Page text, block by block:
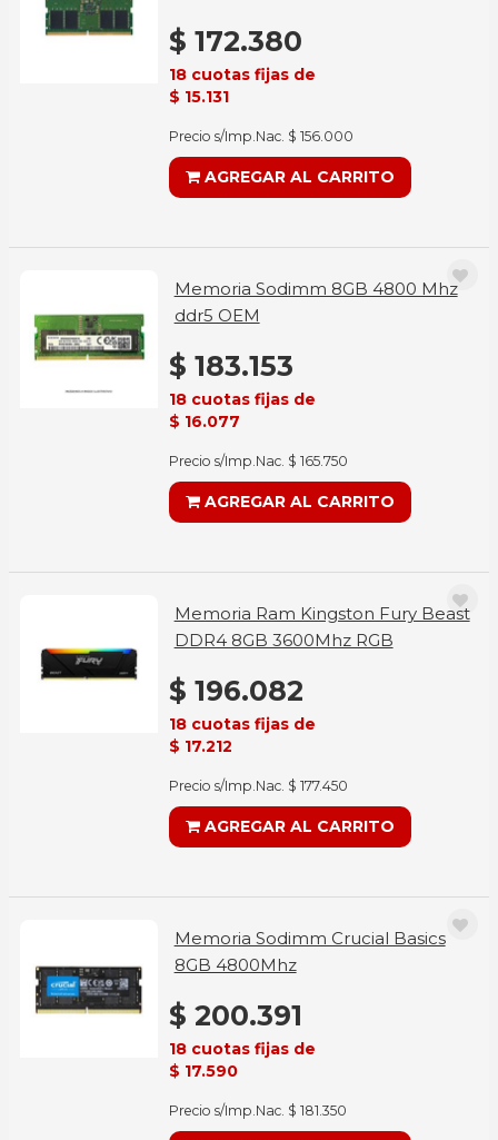
$ 172.380
18 cuotas fijas de
$ 15.131
Precio s/Imp.Nac. $ 156.000
AGREGAR AL CARRITO
Memoria Sodimm 8GB 4800 Mhz
ddr5 OEM
$ 183.153
18 cuotas fijas de
$ 16.077
Precio s/Imp.Nac. $ 165.750
AGREGAR AL CARRITO
Memoria Ram Kingston Fury Beast
DDR4 8GB 3600Mhz RGB
$ 196.082
18 cuotas fijas de
$ 17.212
Precio s/Imp.Nac. $ 177.450
AGREGAR AL CARRITO
Memoria Sodimm Crucial Basics
8GB 4800Mhz
$ 200.391
18 cuotas fijas de
$ 17.590
Precio s/Imp.Nac. $ 181.350